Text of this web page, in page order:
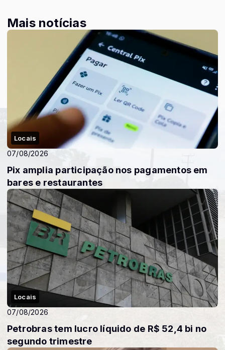
Mais notícias
Locais
07/08/2026
Pix amplia participação nos pagamentos em
bares e restaurantes
Locais
07/08/2026
Petrobras tem lucro líquido de R$ 52,4 bi no
segundo trimestre